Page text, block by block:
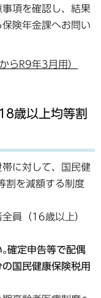
項を確認し、結果
険年金課へお問い
らR9年3月用）
歳以上均等割
に対して、国民健
割を減額する制度
員（16歳以上）
確定申告等で配偶
国民健康保険税用